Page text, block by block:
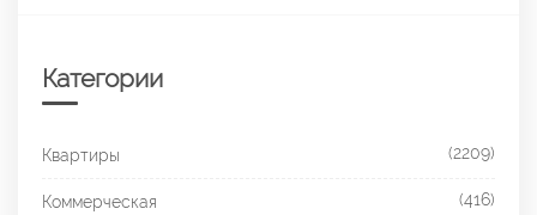
Категории
Квартиры (2209)
Коммерческая (416)